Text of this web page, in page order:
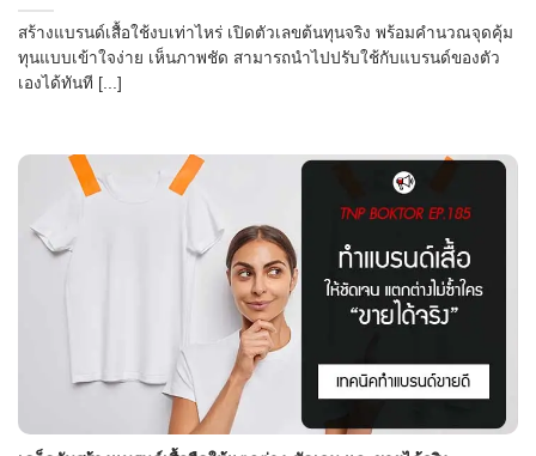
สร้างแบรนด์เสื้อใช้งบเท่าไหร่ เปิดตัวเลขต้นทุนจริง พร้อมคำนวณจุดคุ้ม
ทุนแบบเข้าใจง่าย เห็นภาพชัด สามารถนำไปปรับใช้กับแบรนด์ของตัว
เองได้ทันที [...]